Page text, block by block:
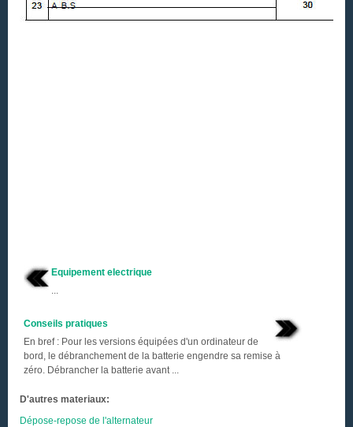
Equipement electrique
...
Conseils pratiques
En bref : Pour les versions équipées d'un ordinateur de
bord, le débranchement de la batterie engendre sa remise à
zéro. Débrancher la batterie avant ...
D'autres materiaux:
Dépose-repose de l'alternateur